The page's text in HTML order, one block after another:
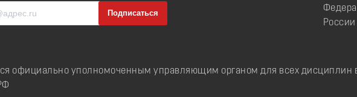
России
официально уполномоченным управляющим органом для всех дисциплин